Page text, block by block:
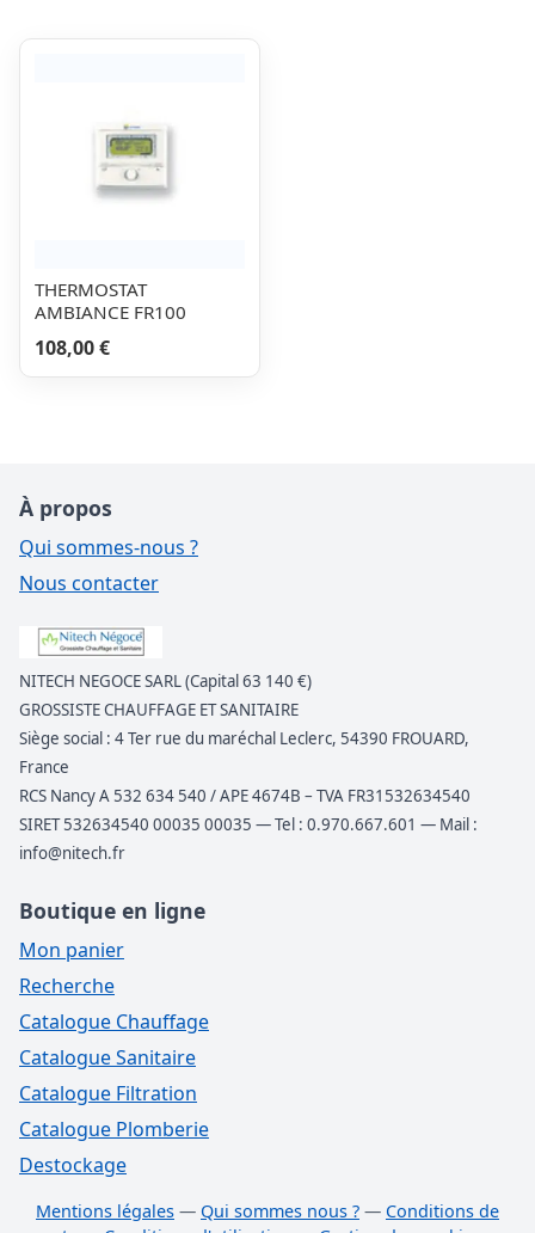
THERMOSTAT
AMBIANCE FR100
108,00 €
À propos
Qui sommes-nous ?
Nous contacter
NITECH NEGOCE SARL (Capital 63 140 €)
GROSSISTE CHAUFFAGE ET SANITAIRE
Siège social : 4 Ter rue du maréchal Leclerc, 54390 FROUARD,
France
RCS Nancy A 532 634 540 / APE 4674B – TVA FR31532634540
SIRET 532634540 00035 00035 — Tel : 0.970.667.601 — Mail :
info@nitech.fr
Boutique en ligne
Mon panier
Recherche
Catalogue Chauffage
Catalogue Sanitaire
Catalogue Filtration
Catalogue Plomberie
Destockage
Mentions légales — Qui sommes nous ? — Conditions de